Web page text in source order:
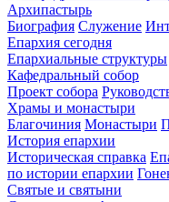
Архипастырь
Биография Служение
Епархия сегодня
Епархиальные структуры
Кафедральный собор
Проект собора
Храмы и монастыри
Благочиния Монастыри
История епархии
Историческая справка
по истории епархии
Святые и святыни